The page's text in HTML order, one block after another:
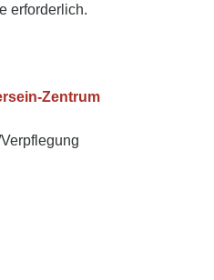
erforderlich.
Zentrum